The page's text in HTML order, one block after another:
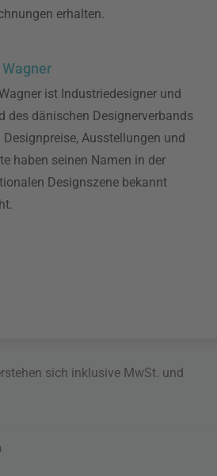
erhalten.
ist Industriedesigner und
des dänischen Designerverbands
Designpreise, Ausstellungen und
haben seinen Namen in der
Designszene bekannt
sich inklusive MwSt. und